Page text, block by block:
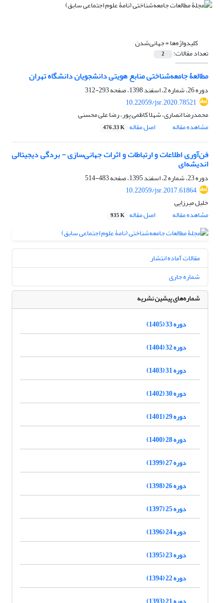
کلیدواژه‌ها =جهانی‌شدن
تعداد مقالات: 2
مطالعۀ جامعه‌شناختی منابع هویتی دانشجویان دانشگاه تهران
دوره 26، شماره 2، اسفند 1398، صفحه
293-312
10.22059/jsr.2020.78521
محمدرضا انصاری، شهلا کاظمی پور، رضا علی محسنی
مشاهده مقاله
اصل مقاله 476.33 K
فن‌آوری اطلاعات و ارتباطات و اثرات جهانی‌سازی - بردگی دیجیتالی
اندیشه‌ای
دوره 23، شماره 2، اسفند 1395، صفحه
483-514
10.22059/jsr.2017.61864
خلیل میرزایی
مشاهده مقاله
اصل مقاله 935 K
مقالات آماده انتشار
شماره جاری
شماره‌های پیشین نشریه
دوره 33 (1405)
دوره 32 (1404)
دوره 31 (1403)
دوره 30 (1402)
دوره 29 (1401)
دوره 28 (1400)
دوره 27 (1399)
دوره 26 (1398)
دوره 25 (1397)
دوره 24 (1396)
دوره 23 (1395)
دوره 22 (1394)